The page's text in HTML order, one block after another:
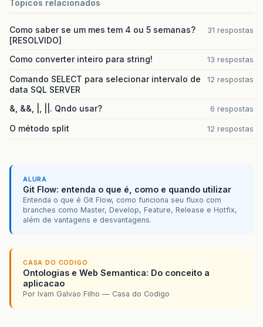
Topicos relacionados
Como saber se um mes tem 4 ou 5 semanas?
[RESOLVIDO]
31 respostas
Como converter inteiro para string! 13 respostas
Comando SELECT para selecionar intervalo de
data SQL SERVER
12 respostas
&, &&, |, ||. Qndo usar? 6 respostas
O método split 12 respostas
ALURA
Git Flow: entenda o que é, como e quando utilizar
Entenda o que é Git Flow, como funciona seu fluxo com
branches como Master, Develop, Feature, Release e Hotfix,
além de vantagens e desvantagens.
CASA DO CODIGO
Ontologias e Web Semantica: Do conceito a
aplicacao
Por Ivam Galvao Filho — Casa do Codigo